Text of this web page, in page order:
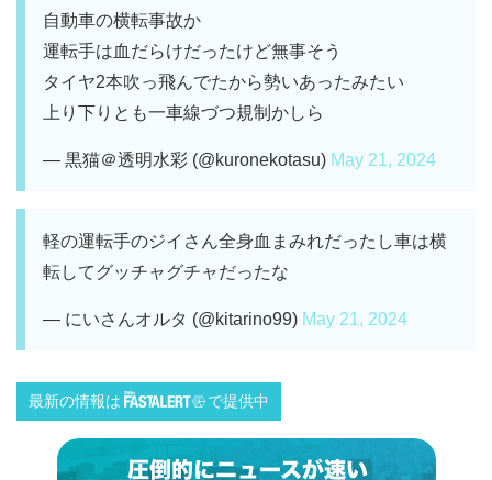
自動車の横転事故か
運転手は血だらけだったけど無事そう
タイヤ2本吹っ飛んでたから勢いあったみたい
上り下りとも一車線づつ規制かしら
— 黒猫＠透明水彩 (@kuronekotasu) May 21, 2024
軽の運転手のジイさん全身血まみれだったし車は横
転してグッチャグチャだったな
— にいさんオルタ (@kitarino99) May 21, 2024
最新の情報は で提供中